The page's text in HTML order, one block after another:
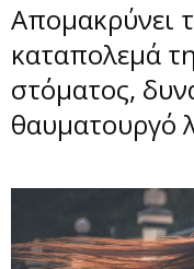
Απομακρύνει
καταπολεμά
στόματος,
θαυματουργό